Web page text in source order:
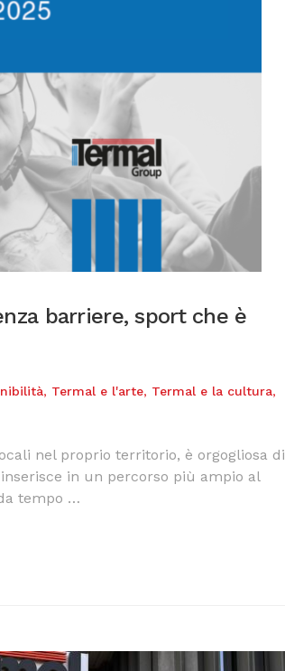
barriere, sport che è
, Termal e l'arte, Termal e la cultura,
nel proprio territorio, è orgogliosa di
in un percorso più ampio al
tempo …